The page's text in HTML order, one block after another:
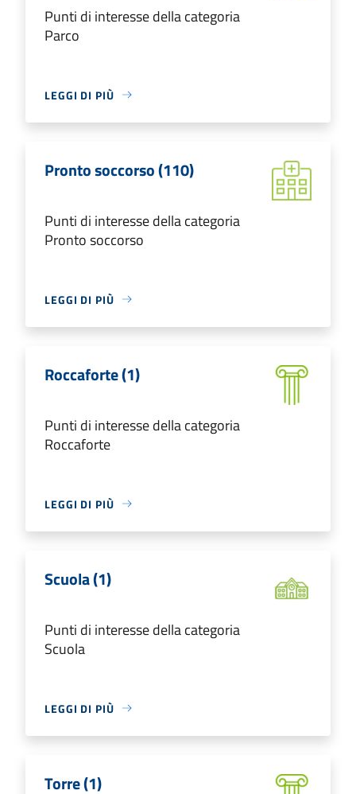
Punti di interesse della categoria
Parco
LEGGI DI PIÙ
Pronto soccorso (110)
Punti di interesse della categoria
Pronto soccorso
LEGGI DI PIÙ
Roccaforte (1)
Punti di interesse della categoria
Roccaforte
LEGGI DI PIÙ
Scuola (1)
Punti di interesse della categoria
Scuola
LEGGI DI PIÙ
Torre (1)